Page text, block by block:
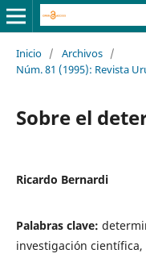
Inicio / Archivos /
Núm. 81 (1995): Revista
Sobre el
Ricardo Bernardi
Palabras clave:
investigación